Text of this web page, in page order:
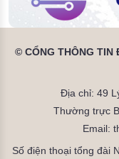
© CỔNG THÔNG TIN
Địa chỉ: 49
Thường trực
Email:
Số điện thoại tổng đài